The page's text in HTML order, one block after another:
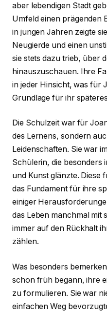
aber lebendigen Stadt
Umfeld einen prägenden
in jungen Jahren zeigte
Neugierde und einen
sie stets dazu trieb, über
hinauszuschauen. Ihre
in jeder Hinsicht, was für
Grundlage für ihr
Die Schulzeit war für
des Lernens, sondern
Leidenschaften. Sie war
Schülerin, die besonders
und Kunst glänzte. Diese
das Fundament für ihre
einiger
das Leben manchmal mit
immer auf den Rückhalt
zählen.
Was besonders
schon früh begann, ihre
zu formulieren. Sie war
einfachen Weg